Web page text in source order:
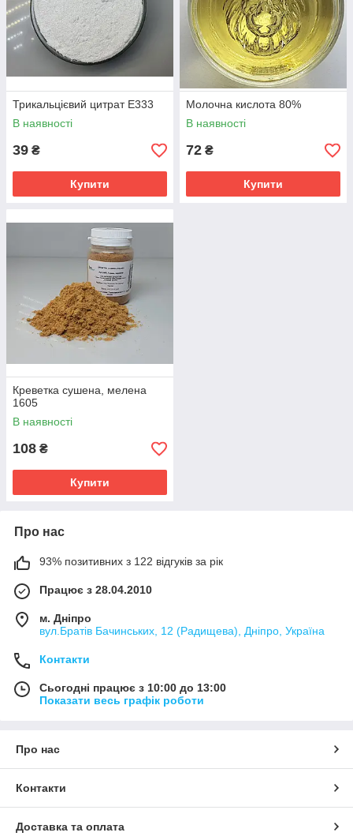
Трикальцієвий цитрат Е333
В наявності
39 ₴
Купити
Молочна кислота 80%
В наявності
72 ₴
Купити
Креветка сушена, мелена
1605
В наявності
108 ₴
Купити
Про нас
93% позитивних з 122 відгуків за рік
Працює з 28.04.2010
м. Дніпро
вул.Братів Бачинських, 12 (Радищева), Дніпро, Україна
Контакти
Сьогодні працює з 10:00 до 13:00
Показати весь графік роботи
Про нас
Контакти
Доставка та оплата